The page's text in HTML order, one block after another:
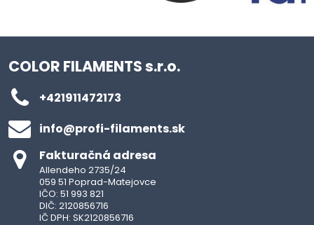
COLOR FILAMENTS s.r.o.
+421911472173
info​@profi-filaments​.sk
Fakturačná adresa
Allendeho 2735/24
059 51 Poprad-Matejovce
IČO: 51 993 821
DIČ: 2120856716
IČ DPH: SK2120856716